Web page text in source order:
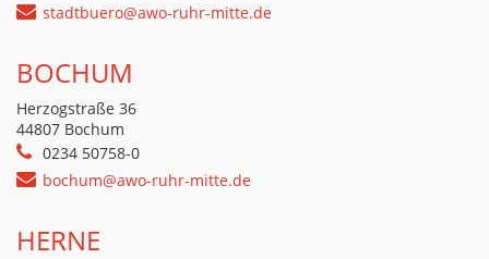
stadtbuero@awo-ruhr-mitte.de
BOCHUM
Herzogstraße 36
44807 Bochum
0234 50758-0
bochum@awo-ruhr-mitte.de
HERNE